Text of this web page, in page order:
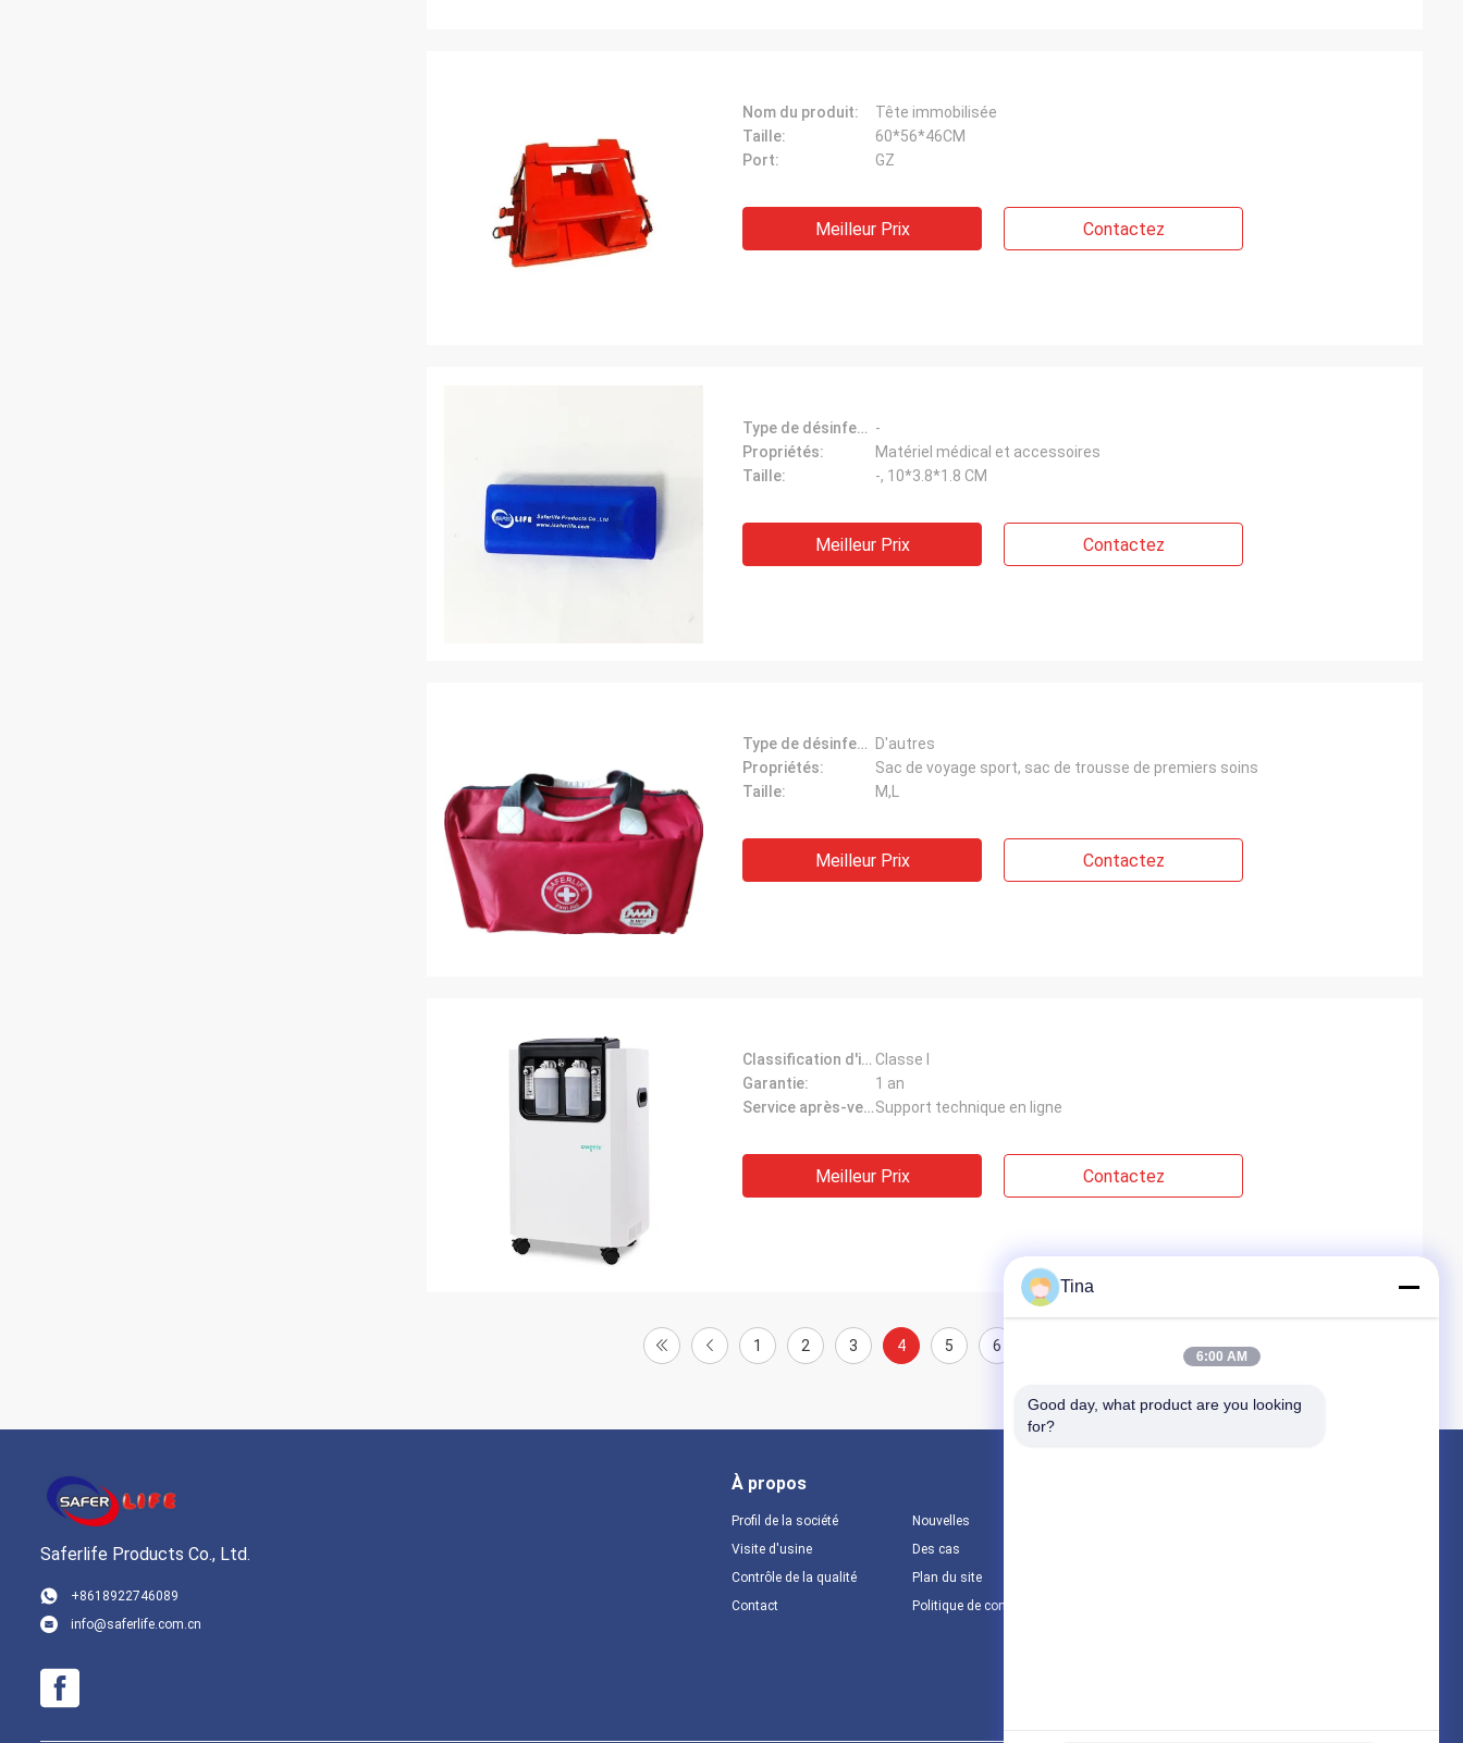
Nom du produit:
Tête immobilisée
Taille:
60*56*46CM
Port:
GZ
Meilleur Prix Contactez
Type de désinfection: -
Propriétés:
Matériel médical et accessoires
Taille:
-, 10*3.8*1.8 CM
Meilleur Prix Contactez
Type de désinfection:
D'autres
Propriétés:
Sac de voyage sport, sac de trousse de premiers soins
Taille:
M,L
Meilleur Prix Contactez
Classification d'instrument: Classe I
Garantie:
1 an
Service après-vente:Support technique en ligne
Meilleur Prix Contactez
1 2 3 4 5 6
Saferlife Products Co., Ltd.
+8618922746089
info@saferlife.com.cn
À propos
Profil de la société
Visite d'usine
Contrôle de la qualité
Contact
Nouvelles
Des cas
Plan du site
Politique de confidentialité
Tina
6:00 AM
Good day, what product are you looking
for?